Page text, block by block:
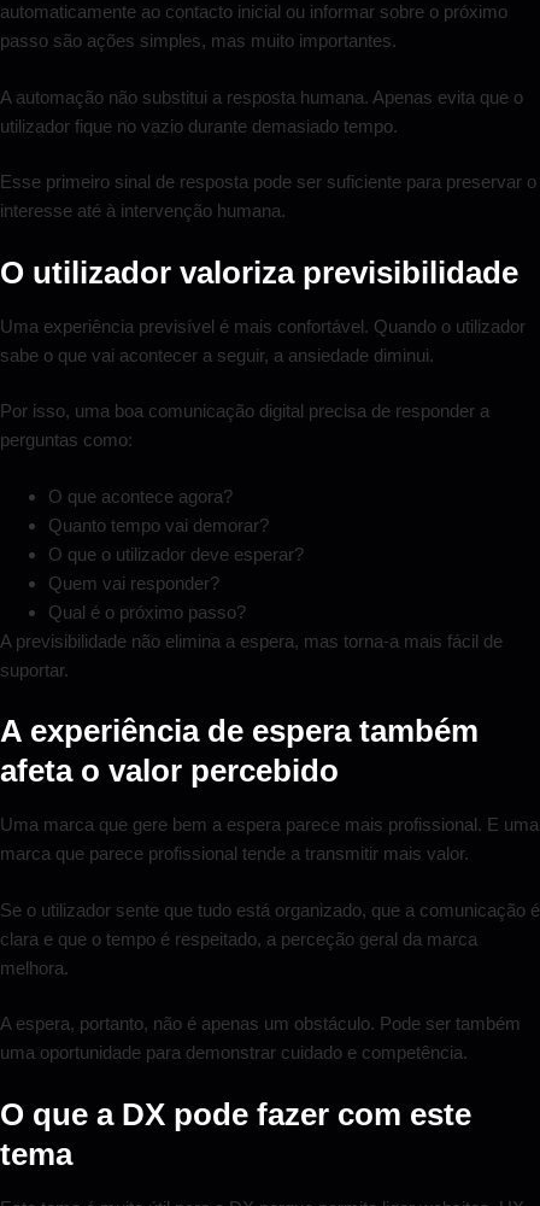
automaticamente ao contacto inicial ou informar sobre o próximo
passo são ações simples, mas muito importantes.
A automação não substitui a resposta humana. Apenas evita que o
utilizador fique no vazio durante demasiado tempo.
Esse primeiro sinal de resposta pode ser suficiente para preservar o
interesse até à intervenção humana.
O utilizador valoriza previsibilidade
Uma experiência previsível é mais confortável. Quando o utilizador
sabe o que vai acontecer a seguir, a ansiedade diminui.
Por isso, uma boa comunicação digital precisa de responder a
perguntas como:
O que acontece agora?
Quanto tempo vai demorar?
O que o utilizador deve esperar?
Quem vai responder?
Qual é o próximo passo?
A previsibilidade não elimina a espera, mas torna-a mais fácil de
suportar.
A experiência de espera também
afeta o valor percebido
Uma marca que gere bem a espera parece mais profissional. E uma
marca que parece profissional tende a transmitir mais valor.
Se o utilizador sente que tudo está organizado, que a comunicação é
clara e que o tempo é respeitado, a perceção geral da marca
melhora.
A espera, portanto, não é apenas um obstáculo. Pode ser também
uma oportunidade para demonstrar cuidado e competência.
O que a DX pode fazer com este
tema